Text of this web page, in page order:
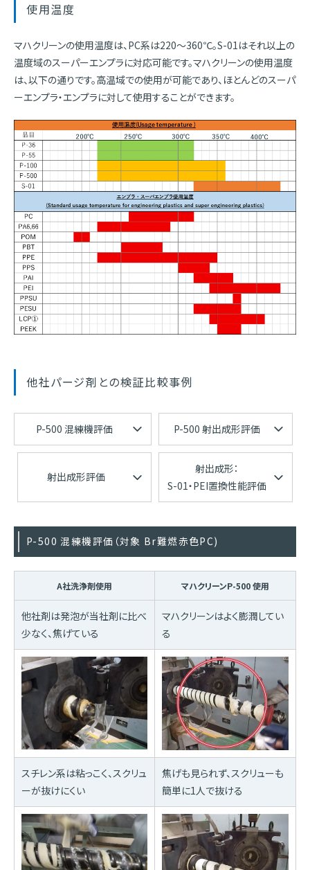
使用温度
マハクリーンの使用温度は、PC系は220～360℃。S-01はそれ以上の
温度域のスーパーエンプラに対応可能です。マハクリーンの使用温度
は、以下の通りです。高温域での使用が可能であり、ほとんどのスーパ
ーエンプラ・エンプラに対して使用することができます。
他社パージ剤との検証比較事例
P-500 混練機評価 P-500 射出成形評価
射出成形評価
射出成形：
S-01・PEI置換性能評価
P-500 混練機評価（対象 Br難燃赤色PC)
A社洗浄剤使用 マハクリーンP-500 使用
他社剤は発泡が当社剤に比べ
少なく、焦げている
マハクリーンはよく膨潤してい
る
スチレン系は粘っこく、スクリュ
ーが抜けにくい
焦げも見られず、スクリューも
簡単に1人で抜ける